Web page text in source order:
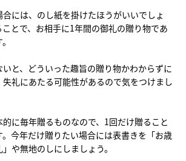
には、のし紙を掛けたほうがいいでしょ
とで、お相手に1年間の御礼の贈り物であ
と、どういった趣旨の贈り物かわからずに
礼にあたる可能性があるので気をつけまし
に毎年贈るものなので、1回だけ贈ること
今年だけ贈りたい場合には表書きを「お歳
や無地のしにしましょう。